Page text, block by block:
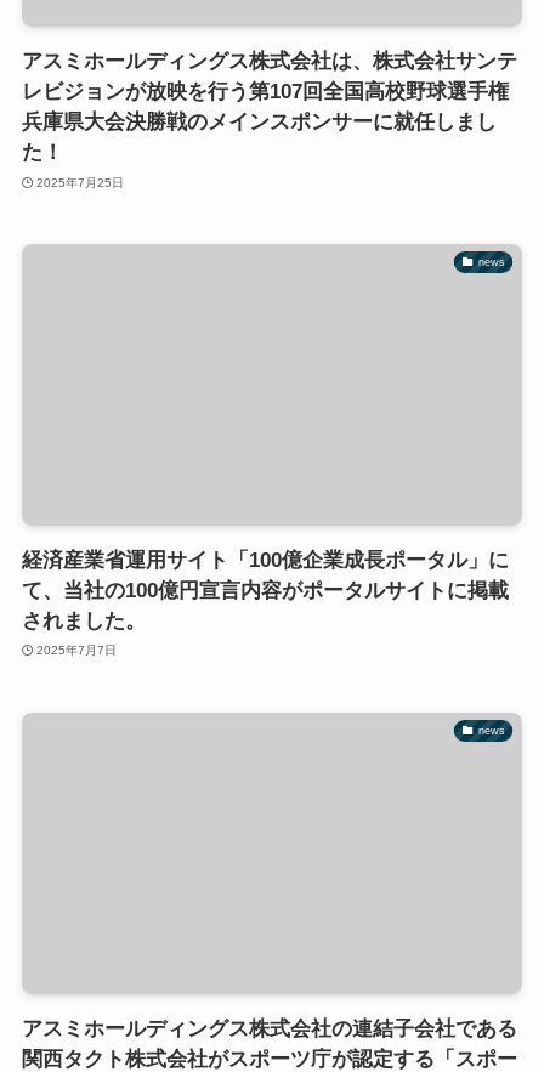
アスミホールディングス株式会社は、株式会社サンテ
レビジョンが放映を行う第107回全国高校野球選手権
兵庫県大会決勝戦のメインスポンサーに就任しまし
た！
2025年7月25日
news
経済産業省運用サイト「100億企業成長ポータル」に
て、当社の100億円宣言内容がポータルサイトに掲載
されました。
2025年7月7日
news
アスミホールディングス株式会社の連結子会社である
関西タクト株式会社がスポーツ庁が認定する「スポー